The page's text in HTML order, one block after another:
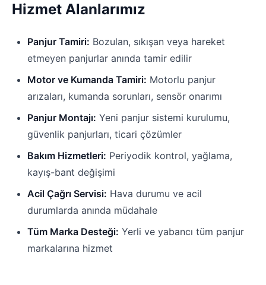
Hizmet Alanlarımız
Panjur Tamiri: Bozulan, sıkışan veya hareket
etmeyen panjurlar anında tamir edilir
Motor ve Kumanda Tamiri: Motorlu panjur
arızaları, kumanda sorunları, sensör onarımı
Panjur Montajı: Yeni panjur sistemi kurulumu,
güvenlik panjurları, ticari çözümler
Bakım Hizmetleri: Periyodik kontrol, yağlama,
kayış-bant değişimi
Acil Çağrı Servisi: Hava durumu ve acil
durumlarda anında müdahale
Tüm Marka Desteği: Yerli ve yabancı tüm panjur
markalarına hizmet